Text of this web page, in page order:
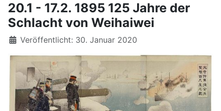
20.1 - 17.2. 1895 125 Jahre der
Schlacht von Weihaiwei
Details
Veröffentlicht: 30. Januar 2020